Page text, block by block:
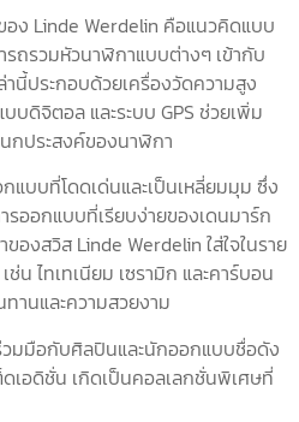
ง Linde Werdelin คือแนวคิดแบบ
รถรวมหัวนาฬิกาแบบต่างๆ เข้ากับ
นี้ประกอบด้วยเครื่องวัดความสูง
ดิจิตอล และระบบ GPS ช่วยเพิ่ม
กประสงค์ของนาฬิกา
บบที่โดดเด่นและเป็นเหลี่ยมมุม ซึ่ง
ออกแบบที่เรียบง่ายของเดนมาร์ก
งสวิส Linde Werdelin ใส่ใจในราย
น ไทเทเนียม เซรามิก และคาร์บอน
านและความสวยงาม
มมือกับศิลปินและนักออกแบบชื่อดัง
เอดิชั่น เกิดเป็นคอลเลกชั่นพิเศษที่